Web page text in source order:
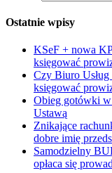
Ostatnie wpisy
KSeF + nowa
księgować
Czy Biuro Usług
księgować
Obieg gotówki
Ustawą
Znikające
dobre imię
Samodzielny
opłaca się